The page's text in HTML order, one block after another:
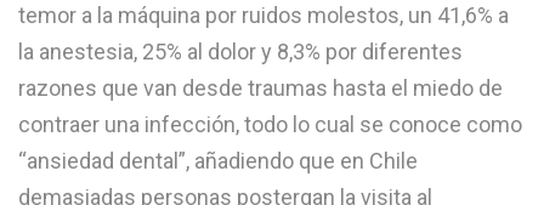
temor a la máquina por ruidos molestos, un 41,6% a
la anestesia, 25% al dolor y 8,3% por diferentes
razones que van desde traumas hasta el miedo de
contraer una infección, todo lo cual se conoce como
“ansiedad dental”, añadiendo que en Chile
demasiadas personas postergan la visita al